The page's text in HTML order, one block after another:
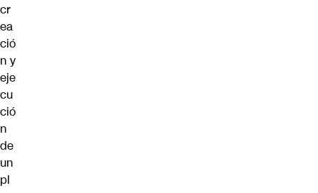
cr
ea
ció
n y
eje
cu
ció
n
de
un
pl